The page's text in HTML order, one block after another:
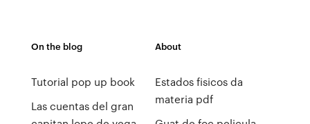
On the blog
Tutorial pop up book
Las cuentas del gran
About
Estados fisicos da
materia pdf